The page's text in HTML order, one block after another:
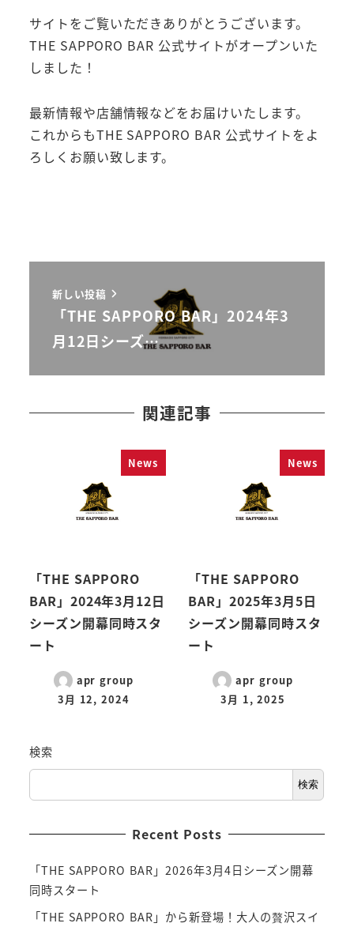
サイトをご覧いただきありがとうございます。
THE SAPPORO BAR 公式サイトがオープンいた
しました！
最新情報や店舗情報などをお届けいたします。
これからもTHE SAPPORO BAR 公式サイトをよ
ろしくお願い致します。
新しい投稿
「THE SAPPORO BAR」2024年3
月12日シーズ…
関連記事
News
「THE SAPPORO
BAR」2024年3月12日
シーズン開幕同時スタ
ート
apr group
3月 12, 2024
News
「THE SAPPORO
BAR」2025年3月5日
シーズン開幕同時スタ
ート
apr group
3月 1, 2025
検索
検索
Recent Posts
「THE SAPPORO BAR」2026年3月4日シーズン開幕
同時スタート
「THE SAPPORO BAR」から新登場！大人の贅沢スイ